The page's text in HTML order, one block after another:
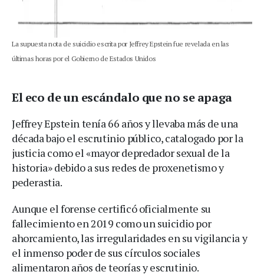
La supuesta nota de suicidio escrita por Jeffrey Epstein fue revelada en las
últimas horas por el Gobierno de Estados Unidos
El eco de un escándalo que no se apaga
Jeffrey Epstein tenía 66 años y llevaba más de una
década bajo el escrutinio público, catalogado por la
justicia como el «mayor depredador sexual de la
historia» debido a sus redes de proxenetismo y
pederastia.
Aunque el forense certificó oficialmente su
fallecimiento en 2019 como un suicidio por
ahorcamiento, las irregularidades en su vigilancia y
el inmenso poder de sus círculos sociales
alimentaron años de teorías y escrutinio.